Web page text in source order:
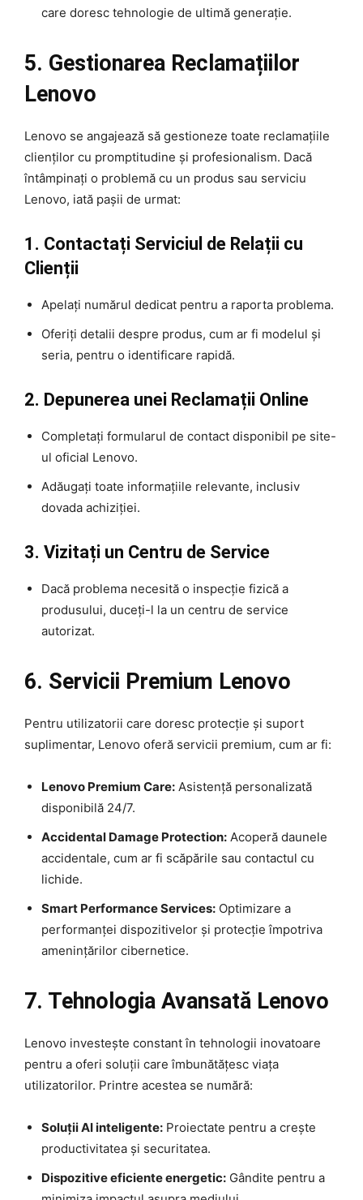
care doresc tehnologie de ultimă generație.
5. Gestionarea Reclamațiilor
Lenovo
Lenovo se angajează să gestioneze toate reclamațiile
clienților cu promptitudine și profesionalism. Dacă
întâmpinați o problemă cu un produs sau serviciu
Lenovo, iată pașii de urmat:
1. Contactați Serviciul de Relații cu
Clienții
Apelați numărul dedicat pentru a raporta problema.
Oferiți detalii despre produs, cum ar fi modelul și
seria, pentru o identificare rapidă.
2. Depunerea unei Reclamații Online
Completați formularul de contact disponibil pe site-
ul oficial Lenovo.
Adăugați toate informațiile relevante, inclusiv
dovada achiziției.
3. Vizitați un Centru de Service
Dacă problema necesită o inspecție fizică a
produsului, duceți-l la un centru de service
autorizat.
6. Servicii Premium Lenovo
Pentru utilizatorii care doresc protecție și suport
suplimentar, Lenovo oferă servicii premium, cum ar fi:
Lenovo Premium Care: Asistență personalizată
disponibilă 24/7.
Accidental Damage Protection: Acoperă daunele
accidentale, cum ar fi scăpările sau contactul cu
lichide.
Smart Performance Services: Optimizare a
performanței dispozitivelor și protecție împotriva
amenințărilor cibernetice.
7. Tehnologia Avansată Lenovo
Lenovo investește constant în tehnologii inovatoare
pentru a oferi soluții care îmbunătățesc viața
utilizatorilor. Printre acestea se numără:
Soluții AI inteligente: Proiectate pentru a crește
productivitatea și securitatea.
Dispozitive eficiente energetic: Gândite pentru a